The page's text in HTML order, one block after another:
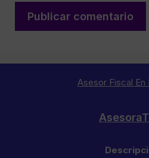
Asesor Fiscal En